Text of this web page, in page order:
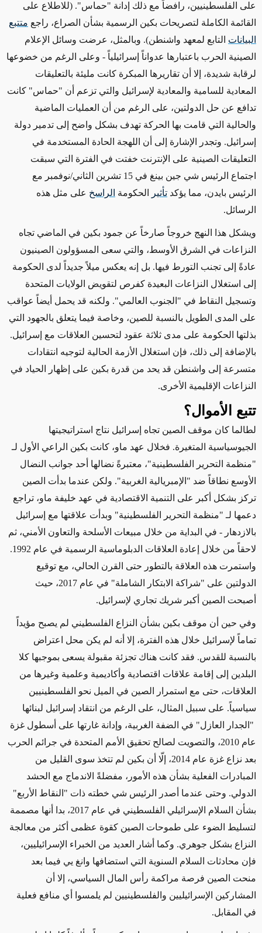
على الفلسطينيين، رافضاً مع ذلك إدانة "حماس". (للاطلاع على
القائمة الكاملة لتصريحات بكين الرسمية بشأن الصراع، راجع متتبع
البيانات التابع لمعهد واشنطن). وبالمثل، عرضت وسائل الإعلام
الصينية الحرب باعتبارها عدواناً إسرائيلياً - وعلى الرغم من خضوعها
لرقابة شديدة، إلا أن تقاريرها المبكرة كانت مليئة بالتعليقات
المعادية للسامية والمعادية لإسرائيل والتي تزعم أن "حماس" كانت
تدافع عن حل الدولتين، على الرغم من أن العمليات الماضية
والحالية التي قامت بها الحركة تهدف بشكل واضح إلى تدمير دولة
إسرائيل. وتجدر الإشارة إلى أن اللهجة الحادة المستخدمة في
التعليقات الصينية على الإنترنت خفتت في الفترة التي سبقت
اجتماع الرئيس شي جين بينغ في 15 تشرين الثاني/نوفمبر مع
الرئيس بايدن، مما يؤكد تأثير الحكومة الراسخ على مثل هذه
الرسائل.
ويشكل هذا النهج خروجاً صارخاً عن جمود بكين في الماضي تجاه
النزاعات في الشرق الأوسط، والتي سعى المسؤولون الصينيون
عادةً إلى تجنب التورط فيها. بل إنه يعكس ميلاً جديداً لدى الحكومة
إلى استغلال النزاعات البعيدة كفرص لتقويض الولايات المتحدة
وتسجيل النقاط في "الجنوب العالمي". ولكنه قد يحمل أيضاً عواقب
على المدى الطويل بالنسبة للصين، وخاصة فيما يتعلق بالجهود التي
بذلتها الحكومة على مدى ثلاثة عقود لتحسين العلاقات مع إسرائيل.
بالإضافة إلى ذلك، فإن استغلال الأزمة الحالية لتوجيه انتقادات
متسرعة إلى واشنطن قد يحد من قدرة بكين على إظهار الحياد في
النزاعات الإقليمية الأخرى.
تتبع الأموال؟
لطالما كان موقف الصين تجاه إسرائيل نتاج استراتيجيتها
الجيوسياسية المتغيرة. فخلال عهد ماو، كانت بكين الراعي الأول لـ
"منظمة التحرير الفلسطينية"، معتبرةً نضالها أحد جوانب النضال
الأوسع نطاقاً ضد "الإمبريالية الغربية". ولكن عندما بدأت الصين
تركز بشكل أكبر على التنمية الاقتصادية في عهد خليفة ماو، تراجع
دعمها لـ "منظمة التحرير الفلسطينية" وبدأت علاقتها مع إسرائيل
بالازدهار - في البداية من خلال مبيعات الأسلحة والتعاون الأمني، ثم
لاحقاً من خلال إعادة العلاقات الدبلوماسية الرسمية في عام 1992
.
واستمرت هذه العلاقة بالتطور حتى القرن الحالي، مع توقيع
الدولتين على "شراكة الابتكار الشاملة" في عام 2017، حيث
أصبحت الصين أكبر شريك تجاري لإسرائيل.
وفي حين أن موقف بكين بشأن النزاع الفلسطيني لم يصبح مؤيداً
تماماً لإسرائيل خلال هذه الفترة، إلا أنه لم يكن محل اعتراض
بالنسبة للقدس. فقد كانت هناك تجزئة مقبولة يسعى بموجبها كلا
البلدين إلى إقامة علاقات اقتصادية وأكاديمية وعلمية وغيرها من
العلاقات، حتى مع استمرار الصين في الميل نحو الفلسطينيين
سياسياً. على سبيل المثال، على الرغم من انتقاد إسرائيل لبنائها
"الجدار العازل" في الضفة الغربية، وإدانة غارتها على أسطول غزة
عام 2010، والتصويت لصالح تحقيق الأمم المتحدة في جرائم الحرب
بعد نزاع غزة عام 2014، إلّا أن بكين لم تتخذ سوى القليل من
المبادرات الفعلية بشأن هذه الأمور ، مفضلةً الاندماج مع الحشد
الدولي. وحتى عندما أصدر الرئيس شي خطته ذات "النقاط الأربع"
بشأن
السلام الإسرائيلي الفلسطيني في عام 2017، بدا أنها مصممة
لتسليط الضوء على طموحات الصين كقوة عظمى أكثر من معالجة
النزاع بشكل جوهري. وكما أشار العديد من الخبراء الإسرائيليين،
فإن محادثات السلام السنوية التي استضافها وانغ يي فيما بعد
منحت الصين فرصة مراكمة رأس المال السياسي، إلا أن
المشاركين الإسرائيليين والفلسطينيين لم يلمسوا أي منافع فعلية
في المقابل.